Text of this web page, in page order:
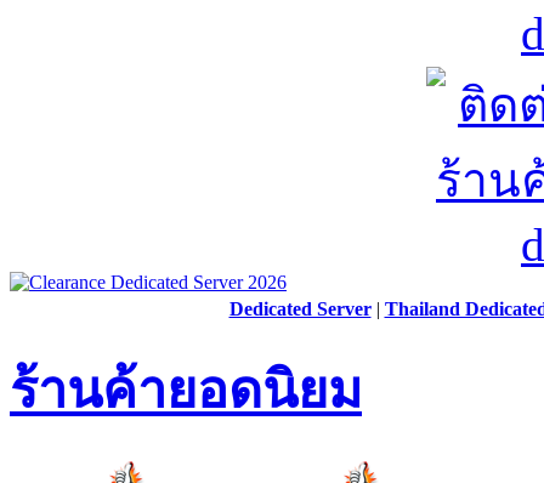
Dedicated Server| Thailand
ร้านค้ายอดนิยม